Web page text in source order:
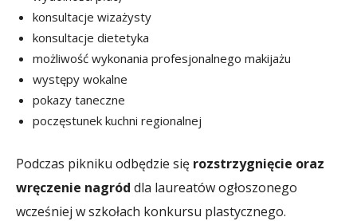
konsultacje wizażysty
konsultacje dietetyka
możliwość wykonania profesjonalnego makijażu
występy wokalne
pokazy taneczne
poczęstunek kuchni regionalnej
Podczas pikniku odbędzie się rozstrzygnięcie oraz
wręczenie nagród dla laureatów ogłoszonego
wcześniej w szkołach konkursu plastycznego.